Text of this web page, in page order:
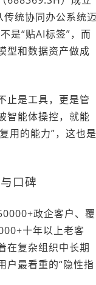
统协同办公系统
是“贴AI标签”，而
型和数据资产做成
止是工具，更是管
智能体操控，就能
用的能力”，这也
口碑
政企客户、覆
十年以上老客
在复杂组织中长期
户最看重的“隐性指